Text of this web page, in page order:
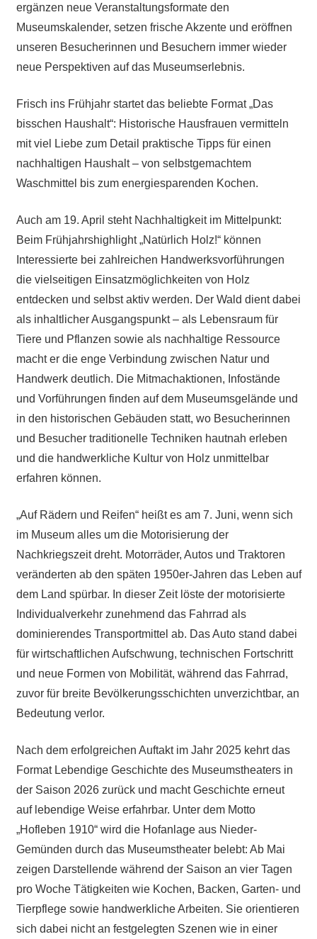
ergänzen neue Veranstaltungsformate den
Museumskalender, setzen frische Akzente und eröffnen
unseren Besucherinnen und Besuchern immer wieder
neue Perspektiven auf das Museumserlebnis.
Frisch ins Frühjahr startet das beliebte Format „Das
bisschen Haushalt“: Historische Hausfrauen vermitteln
mit viel Liebe zum Detail praktische Tipps für einen
nachhaltigen Haushalt – von selbstgemachtem
Waschmittel bis zum energiesparenden Kochen.
Auch am 19. April steht Nachhaltigkeit im Mittelpunkt:
Beim Frühjahrshighlight „Natürlich Holz!“ können
Interessierte bei zahlreichen Handwerksvorführungen
die vielseitigen Einsatzmöglichkeiten von Holz
entdecken und selbst aktiv werden. Der Wald dient dabei
als inhaltlicher Ausgangspunkt – als Lebensraum für
Tiere und Pflanzen sowie als nachhaltige Ressource
macht er die enge Verbindung zwischen Natur und
Handwerk deutlich. Die Mitmachaktionen, Infostände
und Vorführungen finden auf dem Museumsgelände und
in den historischen Gebäuden statt, wo Besucherinnen
und Besucher traditionelle Techniken hautnah erleben
und die handwerkliche Kultur von Holz unmittelbar
erfahren können.
„Auf Rädern und Reifen“ heißt es am 7. Juni, wenn sich
im Museum alles um die Motorisierung der
Nachkriegszeit dreht. Motorräder, Autos und Traktoren
veränderten ab den späten 1950er-Jahren das Leben auf
dem Land spürbar. In dieser Zeit löste der motorisierte
Individualverkehr zunehmend das Fahrrad als
dominierendes Transportmittel ab. Das Auto stand dabei
für wirtschaftlichen Aufschwung, technischen Fortschritt
und neue Formen von Mobilität, während das Fahrrad,
zuvor für breite Bevölkerungsschichten unverzichtbar, an
Bedeutung verlor.
Nach dem erfolgreichen Auftakt im Jahr 2025 kehrt das
Format Lebendige Geschichte des Museumstheaters in
der Saison 2026 zurück und macht Geschichte erneut
auf lebendige Weise erfahrbar. Unter dem Motto
„Hofleben 1910“ wird die Hofanlage aus Nieder-
Gemünden durch das Museumstheater belebt: Ab Mai
zeigen Darstellende während der Saison an vier Tagen
pro Woche Tätigkeiten wie Kochen, Backen, Garten- und
Tierpflege sowie handwerkliche Arbeiten. Sie orientieren
sich dabei nicht an festgelegten Szenen wie in einer